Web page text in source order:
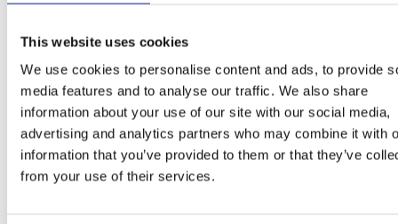
This website uses cookies
We use cookies to personalise content and ads, to provide
media features and to analyse our traffic. We also share
information about your use of our site with our social media,
advertising and analytics partners who may combine it with
information that you’ve provided to them or that they’ve
from your use of their services.
Składniki
BIG KAKTUS SENSEI
Składniki